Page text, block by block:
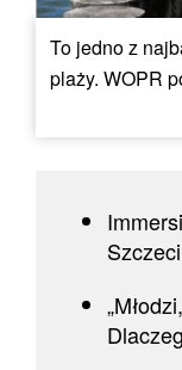
To jedno z
plaży. WOPR